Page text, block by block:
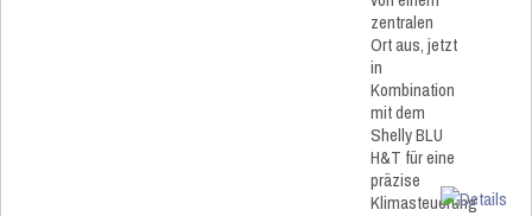
zentralen
Ort aus, jetzt
in
Kombination
mit dem
Shelly BLU
H&T für eine
präzise
Klimasteuerung